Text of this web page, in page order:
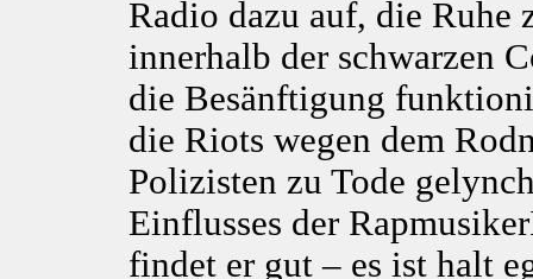
Radio dazu auf, die Ruhe
innerhalb der schwarzen
die Besänftigung
die Riots wegen dem
Polizisten zu Tode
Einflusses der
findet er gut – es ist halt